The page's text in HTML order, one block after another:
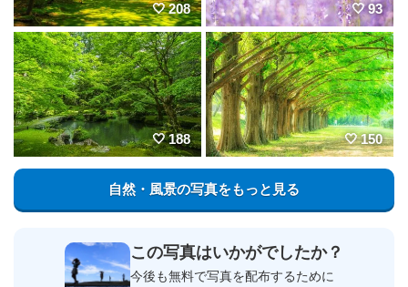
208 93
188 150
自然・風景の写真をもっと見る
この写真はいかがでしたか？
今後も無料で写真を配布するために